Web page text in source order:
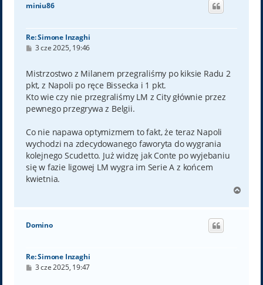
miniu86
Re: Simone Inzaghi
P
t
3 cze 2025, 19:46
Mistrzostwo z Milanem przegraliśmy po kiksie Radu 2
pkt, z Napoli po ręce Bissecka i 1 pkt.
Kto wie czy nie przegraliśmy LM z City głównie przez
pewnego przegrywa z Belgii.
Co nie napawa optymizmem to fakt, że teraz Napoli
wychodzi na zdecydowanego faworyta do wygrania
kolejnego Scudetto. Już widzę jak Conte po wyjebaniu
się w fazie ligowej LM wygra im Serie A z końcem
kwietnia.
g
Domino
Re: Simone Inzaghi
P3 cze 2025, 19:47